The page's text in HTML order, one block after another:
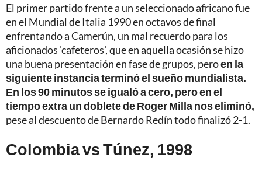
El primer partido frente a un seleccionado africano fue
en el Mundial de Italia 1990 en octavos de final
enfrentando a Camerún, un mal recuerdo para los
aficionados 'cafeteros', que en aquella ocasión se hizo
una buena presentación en fase de grupos, peroen la
siguiente instancia terminó el sueño mundialista.
En los 90 minutos se igualó a cero, pero en el
tiempo extra un doblete de Roger Milla nos eliminó,
pese al descuento de Bernardo Redín todo finalizó 2-1.
Colombia vs Túnez, 1998